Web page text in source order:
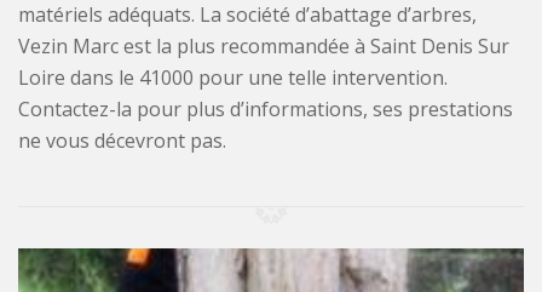
matériels adéquats. La société d’abattage d’arbres,
Vezin Marc est la plus recommandée à Saint Denis Sur
Loire dans le 41000 pour une telle intervention.
Contactez-la pour plus d’informations, ses prestations
ne vous décevront pas.